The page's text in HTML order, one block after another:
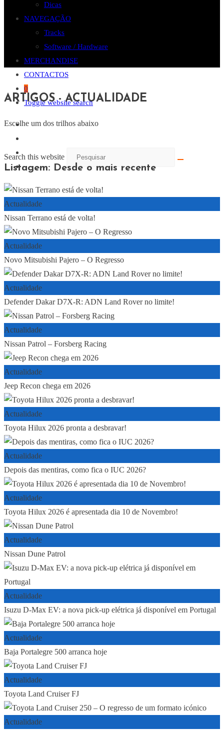
Dicas
NAVEGAÇÃO
Tracks
Software / Hardware
MERCHANDISE
CONTACTOS
0
Toggle website search
Search this website
ARTIGOS - ACTUALIDADE
Escolhe um dos trilhos abaixo
Listagem: Desde o mais recente
Actualidade
Nissan Terrano está de volta!
Actualidade
Novo Mitsubishi Pajero – O Regresso
Actualidade
Defender Dakar D7X-R: ADN Land Rover no limite!
Actualidade
Nissan Patrol – Forsberg Racing
Actualidade
Jeep Recon chega em 2026
Actualidade
Toyota Hilux 2026 pronta a desbravar!
Actualidade
Depois das mentiras, como fica o IUC 2026?
Actualidade
Toyota Hilux 2026 é apresentada dia 10 de Novembro!
Actualidade
Nissan Dune Patrol
Actualidade
Isuzu D-Max EV: a nova pick-up elétrica já disponível em Portugal
Actualidade
Baja Portalegre 500 arranca hoje
Actualidade
Toyota Land Cruiser FJ
Actualidade